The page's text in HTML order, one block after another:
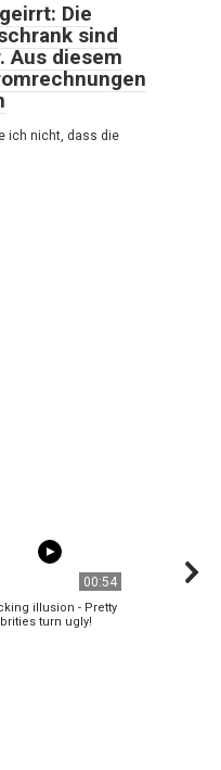
Die
sind
Aus diesem
ich nicht, dass die
00:54
illusion - Pretty
turn ugly!